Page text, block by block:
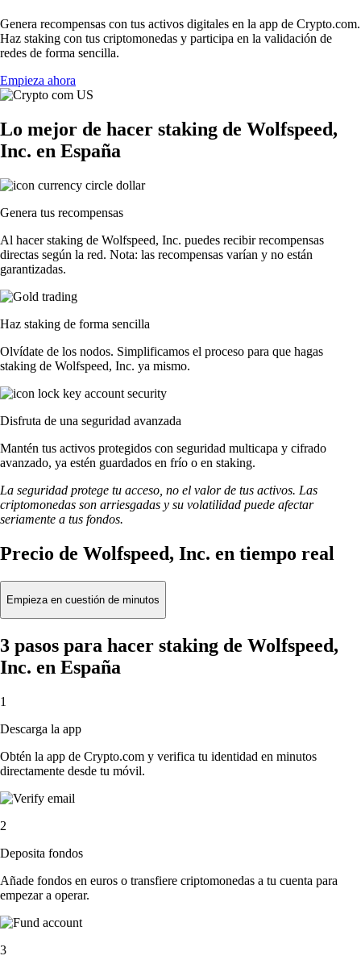
Genera recompensas con tus activos digitales en la app de Crypto.com.
Haz staking con tus criptomonedas y participa en la validación de
redes de forma sencilla.
Empieza ahora
Lo mejor de hacer staking de Wolfspeed,
Inc. en España
Genera tus recompensas
Al hacer staking de Wolfspeed, Inc. puedes recibir recompensas
directas según la red. Nota: las recompensas varían y no están
garantizadas.
Haz staking de forma sencilla
Olvídate de los nodos. Simplificamos el proceso para que hagas
staking de Wolfspeed, Inc. ya mismo.
Disfruta de una seguridad avanzada
Mantén tus activos protegidos con seguridad multicapa y cifrado
avanzado, ya estén guardados en frío o en staking.
La seguridad protege tu acceso, no el valor de tus activos. Las
criptomonedas son arriesgadas y su volatilidad puede afectar
seriamente a tus fondos.
Precio de Wolfspeed, Inc. en tiempo real
Empieza en cuestión de minutos
3 pasos para hacer staking de Wolfspeed,
Inc. en España
1
Descarga la app
Obtén la app de Crypto.com y verifica tu identidad en minutos
directamente desde tu móvil.
2
Deposita fondos
Añade fondos en euros o transfiere criptomonedas a tu cuenta para
empezar a operar.
3